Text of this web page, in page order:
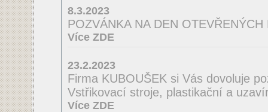
8.3.2023
POZVÁNKA NA DEN OTEVŘENÝCH
Více ZDE
23.2.2023
Firma KUBOUŠEK si Vás dovoluje
Vstřikovací stroje, plastikační a
Více ZDE